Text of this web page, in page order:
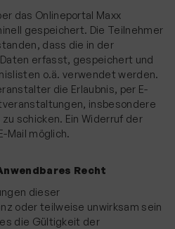
das Onlineportal Maxx
gespeichert. Die Teilnehmer
dass die in der
erfasst, gespeichert und
o.ä. verwendet werden.
die Erlaubnis, per E-
insbesondere
schicken. Ein Widerruf der
Mail möglich.
Recht
dieser
oder teilweise unwirksam sein
die Gültigkeit der